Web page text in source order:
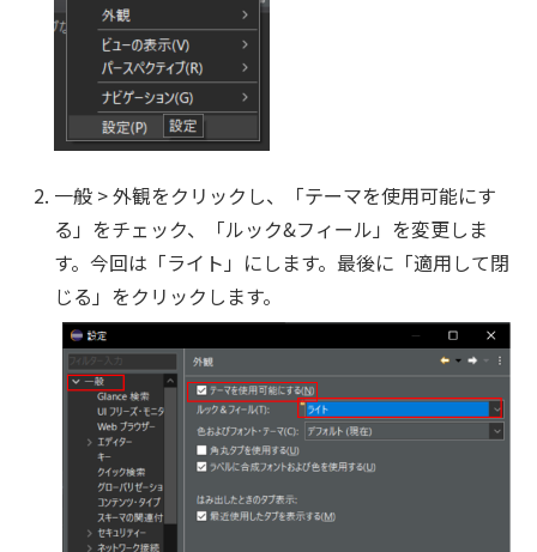
一般 > 外観をクリックし、「テーマを使用可能にす
る」をチェック、「ルック&フィール」を変更しま
す。今回は「ライト」にします。最後に「適用して閉
じる」をクリックします。